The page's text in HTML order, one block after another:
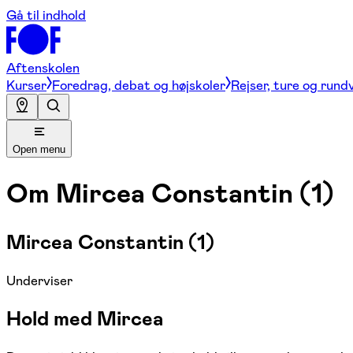
Gå til indhold
Aftenskolen
Kurser Foredrag, debat og højskoler Rejser, ture og
Open menu
Om Mircea Constantin (1)
Mircea Constantin (1)
Underviser
Hold med Mircea